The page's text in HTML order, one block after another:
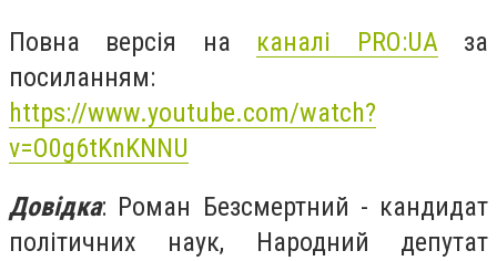
Повна версія на каналі PRO:UA за
посиланням:
https://www.youtube.com/watch?
v=O0g6tKnKNNU
Довідка: Роман Безсмертний - кандидат
політичних наук, Народний депутат